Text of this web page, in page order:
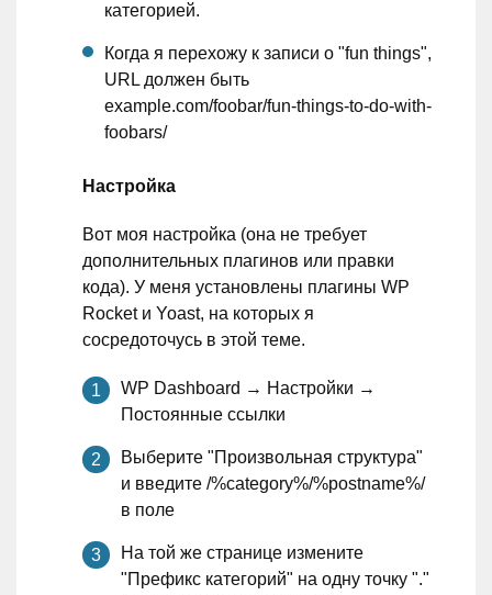
категорией.
Когда я перехожу к записи о "fun things",
URL должен быть
example.com/foobar/fun-things-to-do-with-
foobars/
Настройка
Вот моя настройка (она не требует
дополнительных плагинов или правки
кода). У меня установлены плагины WP
Rocket и Yoast, на которых я
сосредоточусь в этой теме.
WP Dashboard → Настройки →
Постоянные ссылки
Выберите "Произвольная структура"
и введите /%category%/%postname%/
в поле
На той же странице измените
"Префикс категорий" на одну точку "."